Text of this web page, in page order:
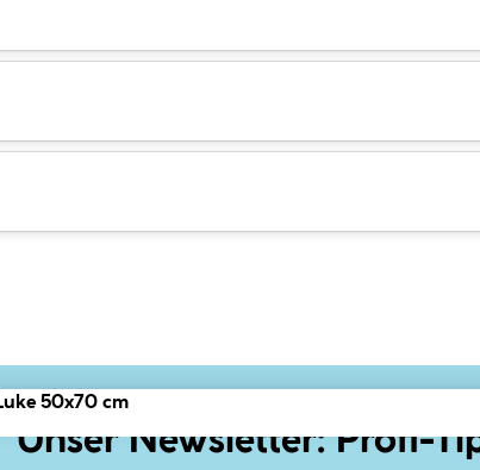
50x70 cm
Unser Newsletter: Profi-